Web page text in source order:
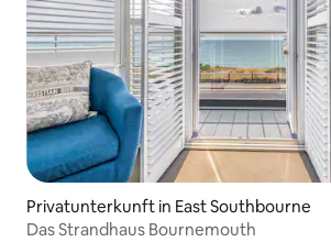
Privatunterkunft in East Southbourne
Das Strandhaus Bournemouth